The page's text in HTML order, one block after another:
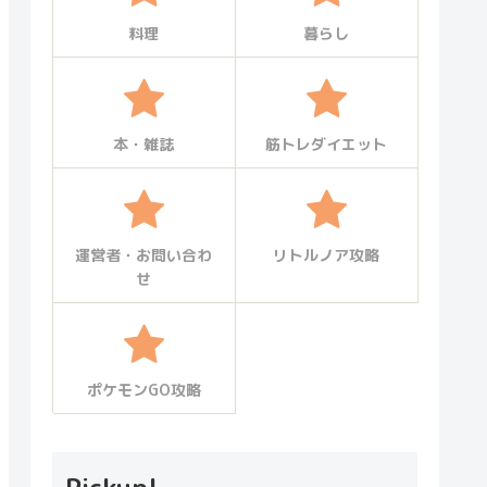
料理 暮らし
本・雑誌 筋トレダイエット
運営者・お問い合わ
せ
リトルノア攻略
ポケモンGO攻略